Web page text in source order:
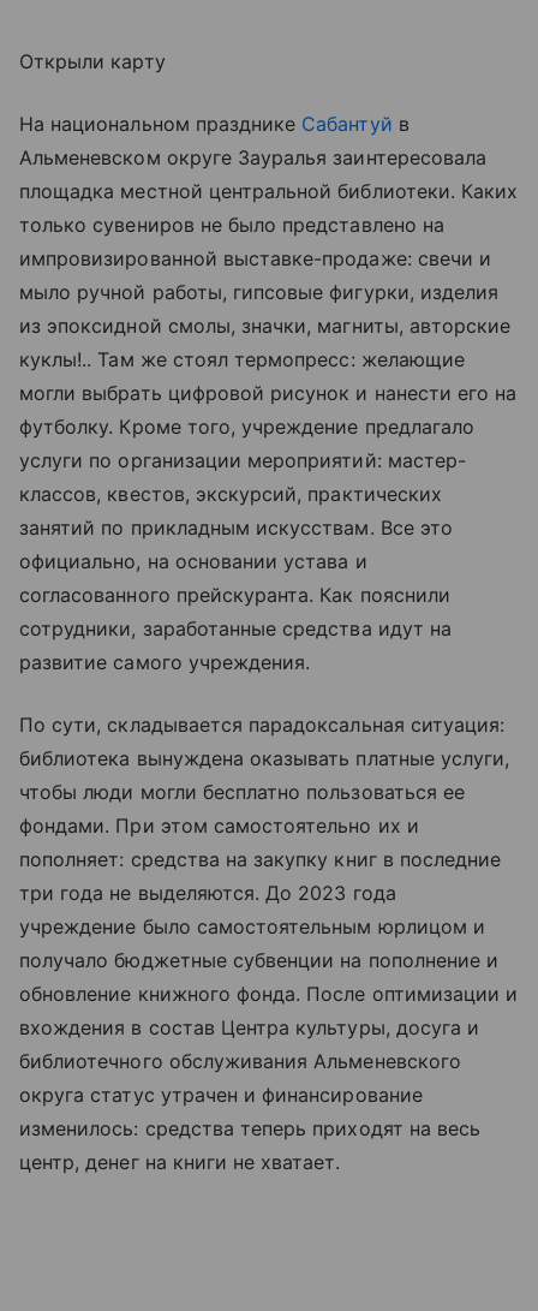
Открыли карту
На национальном празднике Сабантуй в
Альменевском округе Зауралья заинтересовала
площадка местной центральной библиотеки. Каких
только сувениров не было представлено на
импровизированной выставке-продаже: свечи и
мыло ручной работы, гипсовые фигурки, изделия
из эпоксидной смолы, значки, магниты, авторские
куклы!.. Там же стоял термопресс: желающие
могли выбрать цифровой рисунок и нанести его на
футболку. Кроме того, учреждение предлагало
услуги по организации мероприятий: мастер-
классов, квестов, экскурсий, практических
занятий по прикладным искусствам. Все это
официально, на основании устава и
согласованного прейскуранта. Как пояснили
сотрудники, заработанные средства идут на
развитие самого учреждения.
По сути, складывается парадоксальная ситуация:
библиотека вынуждена оказывать платные услуги,
чтобы люди могли бесплатно пользоваться ее
фондами. При этом самостоятельно их и
пополняет: средства на закупку книг в последние
три года не выделяются. До 2023 года
учреждение было самостоятельным юрлицом и
получало бюджетные субвенции на пополнение и
обновление книжного фонда. После оптимизации и
вхождения в состав Центра культуры, досуга и
библиотечного обслуживания Альменевского
округа статус утрачен и финансирование
изменилось: средства теперь приходят на весь
центр, денег на книги не хватает.